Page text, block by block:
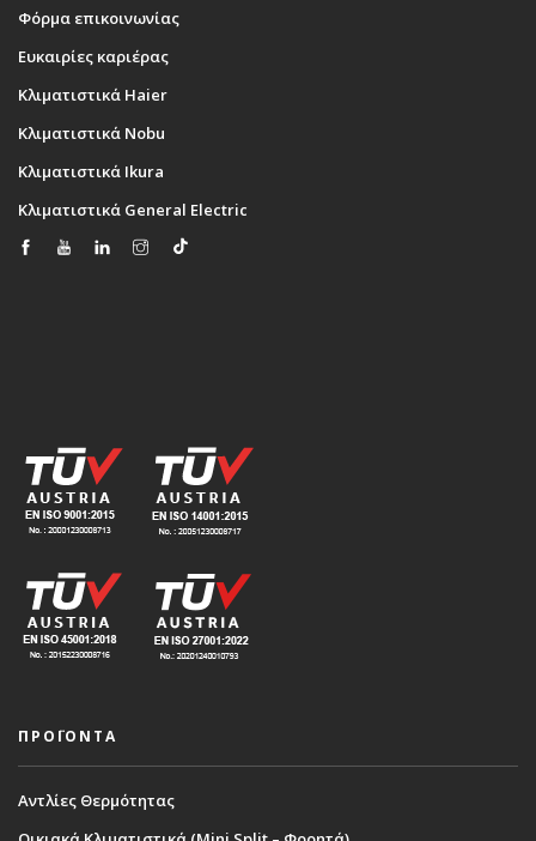
Φόρμα επικοινωνίας
Ευκαιρίες καριέρας
Κλιματιστικά Haier
Κλιματιστικά Nobu
Κλιματιστικά Ikura
Κλιματιστικά General Electric
ΠΡΟΪΟΝΤΑ
Αντλίες Θερμότητας